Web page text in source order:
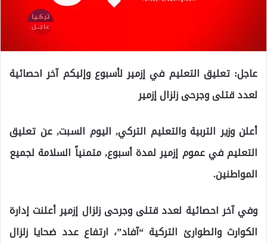
عاجل: تعليق التعليم في إزمير لأسبوع وإليكم آخر احصائية
لعدد قتلى وجرحى زلزال إزمير
أعلن وزير التربية والتعليم التركي, اليوم السبت, عن تعليق
التعليم في عموم إزمير لمدة أسبوع, متمنياً السلامة لجميع
المواطنين.
وفي آخر احصائية لعدد قتلى وجرحى زلزال إزمير أعلنت إدارة
الكوارث والطوارئ التركية “آفاد”، ارتفاع عدد ضحايا زلزال